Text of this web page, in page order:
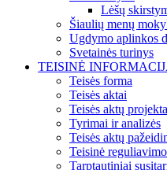
Lėšų
Šiaulių menų
Ugdymo aplinkos
Svetainės turinys
TEISINĖ
Teisės forma
Teisės aktai
Teisės aktų
Tyrimai ir analizės
Teisės aktų
Teisinė reguliavimo
Tarptautiniai